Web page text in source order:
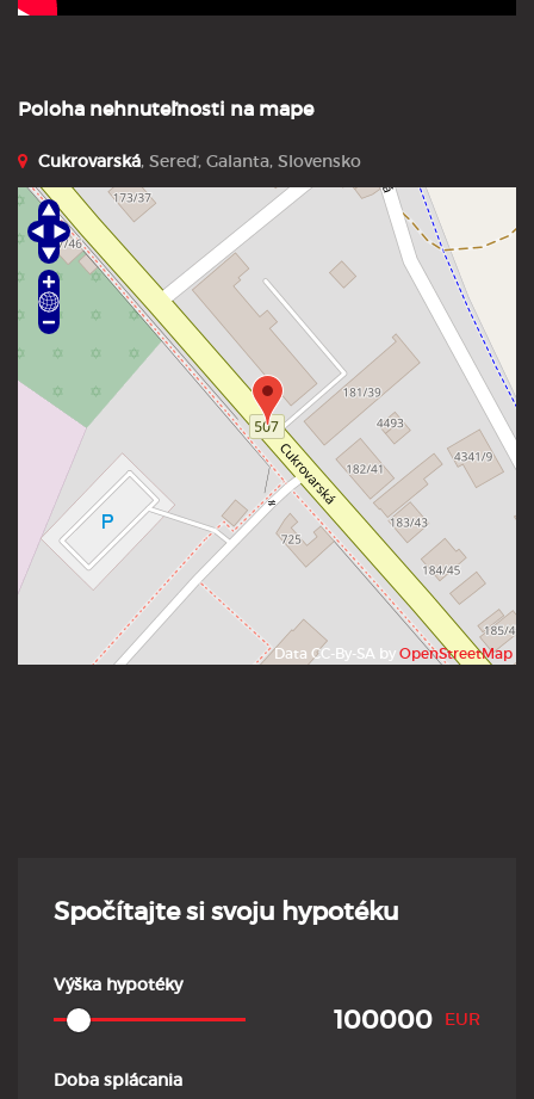
Poloha nehnuteľnosti na mape
Cukrovarská, Sereď, Galanta, Slovensko
Data CC-By-SA by OpenStreetMap
Spočítajte si svoju hypotéku
Výška hypotéky
EUR
Doba splácania